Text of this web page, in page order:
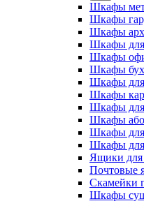
Шкафы
Шкафы
Шкафы
Шкафы для
Шкафы
Шкафы
Шкафы
Шкафы
Шкафы для
Шкафы
Шкафы для
Шкафы для
Ящики для
Почтовые
Скамейки
Шкафы